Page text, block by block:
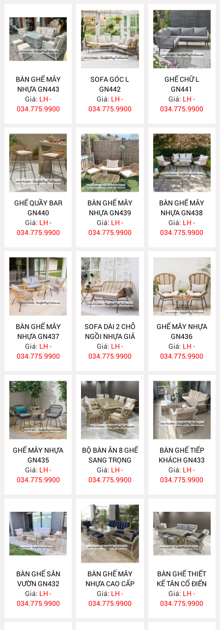
BÀN GHẾ MÂY
NHỰA GN443
Giá: LH -
034.775.9900
SOFA GÓC L
GN442
Giá: LH -
034.775.9900
GHẾ CHỮ L
GN441
Giá: LH -
034.775.9900
GHẾ QUẦY BAR
GN440
Giá: LH -
034.775.9900
BÀN GHẾ MÂY
NHỰA GN439
Giá: LH -
034.775.9900
BÀN GHẾ MÂY
NHỰA GN438
Giá: LH -
034.775.9900
BÀN GHẾ MÂY
NHỰA GN437
Giá: LH -
034.775.9900
SOFA DÀI 2 CHỖ
NGỒI NHỰA GIẢ
MÂY GN436
Giá: LH -
034.775.9900
GHẾ MÂY NHỰA
GN436
Giá: LH -
034.775.9900
GHẾ MÂY NHỰA
GN435
Giá: LH -
034.775.9900
BỘ BÀN ĂN 8 GHẾ
SANG TRỌNG
GN434
Giá: LH -
034.775.9900
BÀN GHẾ TIẾP
KHÁCH GN433
Giá: LH -
034.775.9900
BÀN GHẾ SÂN
VƯỜN GN432
Giá: LH -
034.775.9900
BÀN GHẾ MÂY
NHỰA CAO CẤP
GN431
Giá: LH -
034.775.9900
BÀN GHẾ THIẾT
KẾ TÂN CỔ ĐIỂN
GN430
Giá: LH -
034.775.9900